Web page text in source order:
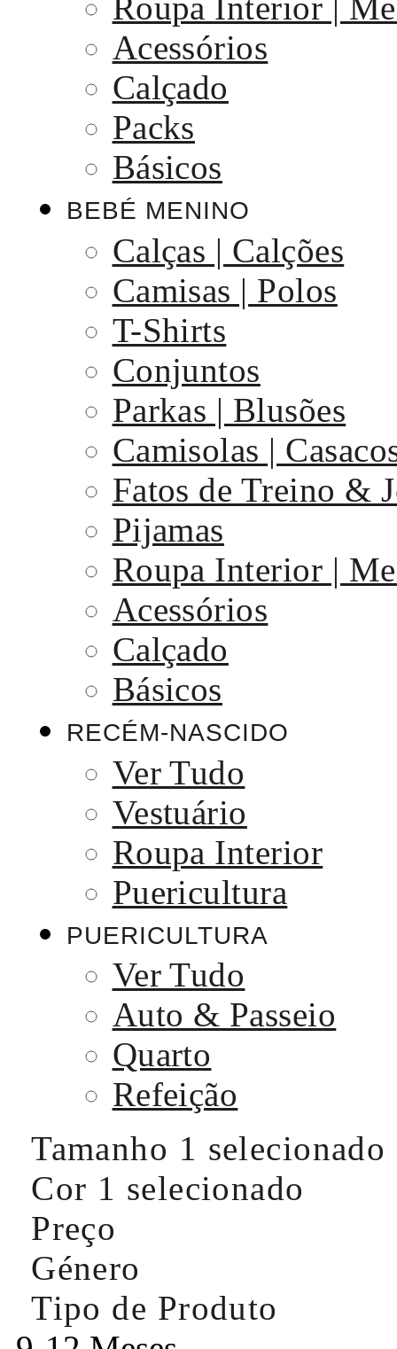
Roupa Interior |
Acessórios
Calçado
Packs
Básicos
BEBÉ MENINO
Calças | Calções
Camisas | Polos
T-Shirts
Conjuntos
Parkas | Blusões
Camisolas |
Fatos de Treino &
Pijamas
Roupa Interior |
Acessórios
Calçado
Básicos
RECÉM-NASCIDO
Ver Tudo
Vestuário
Roupa Interior
Puericultura
PUERICULTURA
Ver Tudo
Auto & Passeio
Quarto
Refeição
Tamanho 1 selecionado
Cor 1 selecionado
Preço
Género
Tipo de Produto